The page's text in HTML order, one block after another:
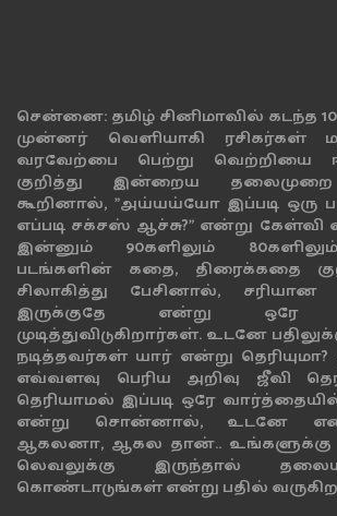
சென்னை: தமிழ் சினிமாவில் கடந்த
முன்னர் வெளியாகி ரசிகர்கள்
வரவேற்பை பெற்று வெற்றியை
குறித்து இன்றைய தலைமுறை
கூறினால், "அய்யய்யோ இப்படி ஒரு
எப்படி சக்சஸ் ஆச்சு?" என்று கேள்வி
இன்னும் 90களிலும்
படங்களின் கதை, திரைக்கதை
சிலாகித்து பேசினால்,
இருக்குதே என்று ஒரே
முடித்துவிடுகிறார்கள். உடனே
நடித்தவர்கள் யார் என்று
எவ்வளவு பெரிய அறிவு ஜீவி
தெரியாமல் இப்படி ஒரே
என்று சொன்னால், உடனே
ஆகலனா, ஆகல தான்..
லெவலுக்கு இருந்தால்
கொண்டாடுங்கள் என்று பதில்